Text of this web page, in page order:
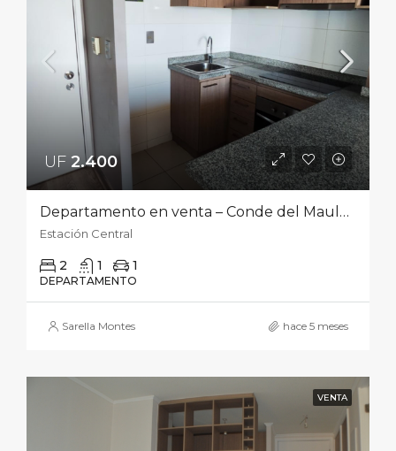
UF 2.400‎
Departamento en venta – Conde del Maule 4106, Estación Central
Estación Central
2 1 1
DEPARTAMENTO
Sarella Montes hace 5 meses
VENTA